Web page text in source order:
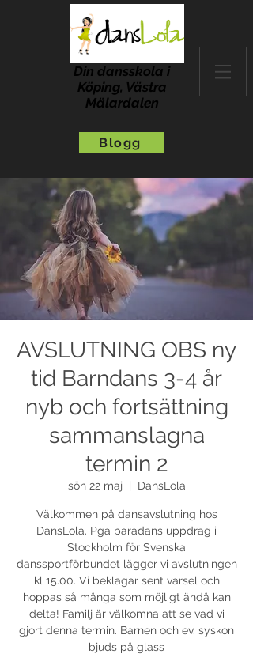
Din dansskola i
Köping, Västra
Mälardalen
Blogg
AVSLUTNING OBS ny
tid Barndans 3-4 år
nyb och fortsättning
sammanslagna
termin 2
sön 22 maj DansLola
Välkommen på dansavslutning hos
DansLola. Pga paradans uppdrag i
Stockholm för Svenska
danssportförbundet lägger vi avslutningen
kl 15.00. Vi beklagar sent varsel och
hoppas så många som möjligt ändå kan
delta! Familj är välkomna att se vad vi
gjort denna termin. Barnen och ev. syskon
bjuds på glass